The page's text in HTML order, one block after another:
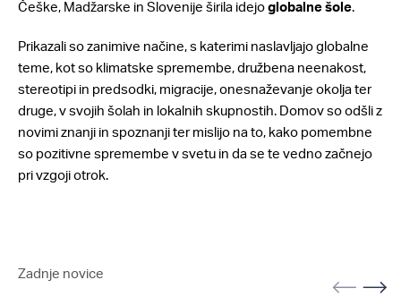
Češke, Madžarske in Slovenije širila idejoglobalne šole.
Prikazali so zanimive načine, s katerimi naslavljajo globalne
teme, kot so klimatske spremembe, družbena neenakost,
stereotipi in predsodki, migracije, onesnaževanje okolja ter
druge, v svojih šolah in lokalnih skupnostih. Domov so odšli z
novimi znanji in spoznanji ter mislijo na to, kako pomembne
so pozitivne spremembe v svetu in da se te vedno začnejo
pri vzgoji otrok.
Zadnje novice